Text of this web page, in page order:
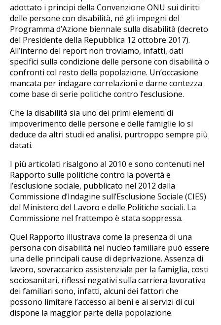
adottato i principi della Convenzione ONU sui diritti
delle persone con disabilità, né gli impegni del
Programma d’Azione biennale sulla disabilità (decreto
del Presidente della Repubblica 12 ottobre 2017).
All’interno del report non troviamo, infatti, dati
specifici sulla condizione delle persone con disabilità o
confronti col resto della popolazione. Un’occasione
mancata per indagare correlazioni e darne contezza
come base di serie politiche contro l’esclusione.
Che la disabilità sia uno dei primi elementi di
impoverimento delle persone e delle famiglie lo si
deduce da altri studi ed analisi, purtroppo sempre più
datati.
I più articolati risalgono al 2010 e sono contenuti nel
Rapporto sulle politiche contro la povertà e
l’esclusione sociale, pubblicato nel 2012 dalla
Commissione d’Indagine sull’Esclusione Sociale (CIES)
del Ministero del Lavoro e delle Politiche sociali. La
Commissione nel frattempo è stata soppressa.
Quel Rapporto illustrava come la presenza di una
persona con disabilità nel nucleo familiare può essere
una delle principali cause di deprivazione. Assenza di
lavoro, sovraccarico assistenziale per la famiglia, costi
sociosanitari, riflessi negativi sulla carriera lavorativa
dei familiari sono, infatti, alcuni dei fattori che
possono limitare l’accesso ai beni e ai servizi di cui
dispone la maggior parte della popolazione.